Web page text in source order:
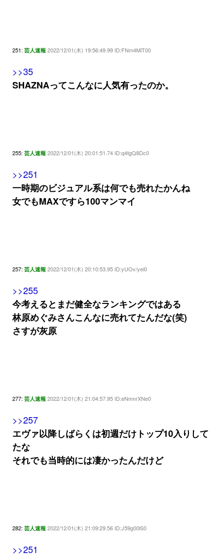
251: 芸人速報 2022/12/01(木) 19:56:49.99 ID:FNm4MiT00
>>35
SHAZNAってこんなに人気有ったのか。
255: 芸人速報 2022/12/01(木) 20:01:51.74 ID:q4tgQ8Dc0
>>251
一時期のビジュアル系は何でも売れたかんね
女でもMAXですら100マンマイ
257: 芸人速報 2022/12/01(木) 20:10:53.95 ID:yUOv/yei0
>>255
今考えるとまだ健全なランキングではある
林原めぐみさんこんなに売れてたんだな(笑)
さすが灰原
277: 芸人速報 2022/12/01(木) 21:04:57.95 ID:eNmnrXNe0
>>257
エヴァ以降しばらくは初週だけトップ10入りして
たな
それでも当時的には凄かったんだけど
282: 芸人速報 2022/12/01(木) 21:09:29.56 ID:J59g00lS0
>>251